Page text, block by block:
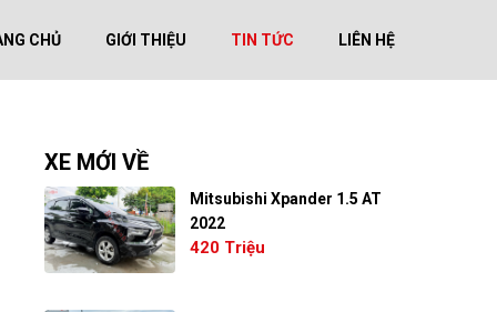
CHỦ GIỚI THIỆU TIN TỨC LIÊN HỆ
XE MỚI VỀ
Mitsubishi Xpander 1.5 AT
2022
420 Triệu